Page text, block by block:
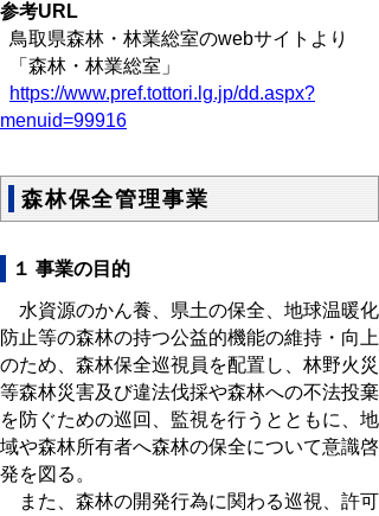
参考URL
鳥取県森林・林業総室のwebサイトより
「森林・林業総室」
https://www.pref.tottori.lg.jp/dd.aspx?
menuid=99916
森林保全管理事業
１ 事業の目的
水資源のかん養、県土の保全、地球温暖化
防止等の森林の持つ公益的機能の維持・向上
のため、森林保全巡視員を配置し、林野火災
等森林災害及び違法伐採や森林への不法投棄
を防ぐための巡回、監視を行うとともに、地
域や森林所有者へ森林の保全について意識啓
発を図る。
また、森林の開発行為に関わる巡視、許可